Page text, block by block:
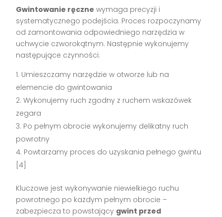
Gwintowanie ręczne wymaga precyzji i
systematycznego podejścia. Proces rozpoczynamy
od zamontowania odpowiedniego narzędzia w
uchwycie czworokątnym. Następnie wykonujemy
następujące czynności:
Umieszczamy narzędzie w otworze lub na
elemencie do gwintowania
Wykonujemy ruch zgodny z ruchem wskazówek
zegara
Po pełnym obrocie wykonujemy delikatny ruch
powrotny
Powtarzamy proces do uzyskania pełnego gwintu
[4]
Kluczowe jest wykonywanie niewielkiego ruchu
powrotnego po każdym pełnym obrocie –
zabezpiecza to powstający gwint przed